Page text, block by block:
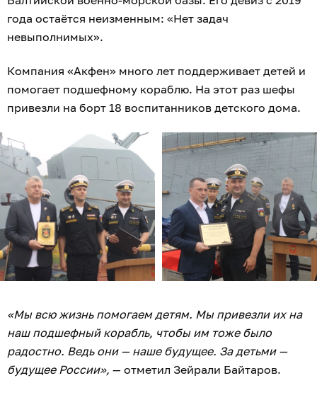
года остаётся неизменным: «Нет задач
невыполнимых».
Компания «Акфен» много лет поддерживает детей и
помогает подшефному кораблю. На этот раз шефы
привезли на борт 18 воспитанников детского дома.
«Мы всю жизнь помогаем детям. Мы привезли их на
наш подшефный корабль, чтобы им тоже было
радостно. Ведь они — наше будущее. За детьми —
будущее России», — отметил Зейрали Байтаров.